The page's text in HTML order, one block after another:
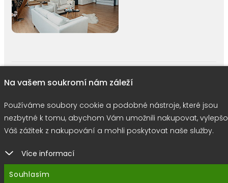
E-shop JEDNIČKY | Marketing
Používáme soubory cookie
Na vašem soukromí nám záleží
Používáme soubory cookie a podobné nástroje, které jsou
nezbytné k tomu, abychom Vám umožnili nakupovat,
Váš zážitek z nakupování a mohli poskytovat naše služby.
Více informací
Souhlasím